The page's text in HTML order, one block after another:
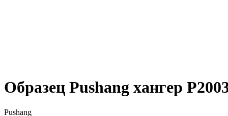
Образец Pushang хангер
Pushang